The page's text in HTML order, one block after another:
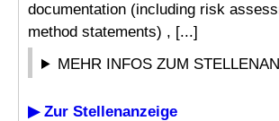
documentation (including risk
method statements) , [...]
MEHR INFOS ZUM
▶ Zur Stellenanzeige